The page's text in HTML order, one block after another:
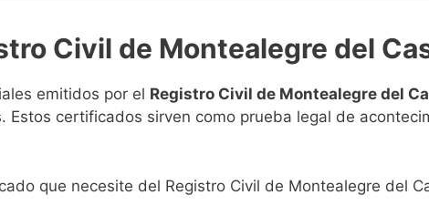
Civil de Montealegre del
emitidos por el Registro Civil de Montealegre del
Estos certificados sirven como prueba legal de
que necesite del Registro Civil de Montealegre del